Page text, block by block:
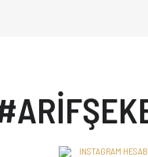
INSTAGRAM